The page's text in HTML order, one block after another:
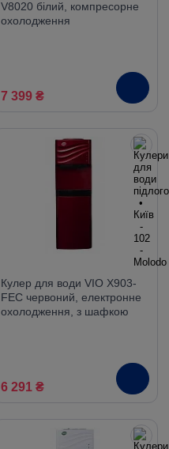
V8020 білий, компресорне
охолодження
7 399 ₴
Кулер для води VIO X903-
FEC червоний, електронне
охолодження, з шафкою
6 291 ₴